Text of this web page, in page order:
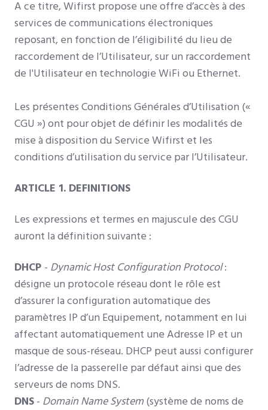
A ce titre, Wifirst propose une offre d’accès à des
services de communications électroniques
reposant, en fonction de l’éligibilité du lieu de
raccordement de l’Utilisateur, sur un raccordement
de l'Utilisateur en technologie WiFi ou Ethernet.
Les présentes Conditions Générales d’Utilisation («
CGU ») ont pour objet de définir les modalités de
mise à disposition du Service Wifirst et les
conditions d’utilisation du service par l’Utilisateur.
ARTICLE 1. DEFINITIONS
Les expressions et termes en majuscule des CGU
auront la définition suivante :
DHCP - Dynamic Host Configuration Protocol:
désigne un protocole réseau dont le rôle est
d’assurer la configuration automatique des
paramètres IP d’un Equipement, notamment en lui
affectant automatiquement une Adresse IP et un
masque de sous-réseau. DHCP peut aussi configurer
l’adresse de la passerelle par défaut ainsi que des
serveurs de noms DNS.
DNS - Domain Name System (système de noms de